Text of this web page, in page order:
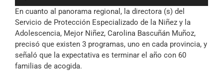
audio
En cuanto al panorama regional, la directora (s) del
Servicio de Protección Especializado de la Niñez y la
Adolescencia, Mejor Niñez, Carolina Bascuñán Muñoz,
precisó que existen 3 programas, uno en cada provincia, y
señaló que la expectativa es terminar el año con 60
familias de acogida.